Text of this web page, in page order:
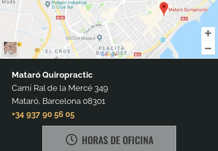
Mataró Quiropractic
Camí Ral de la Mercé 349
Mataró, Barcelona 08301
+34 937 90 56 05
HORAS DE OFICINA